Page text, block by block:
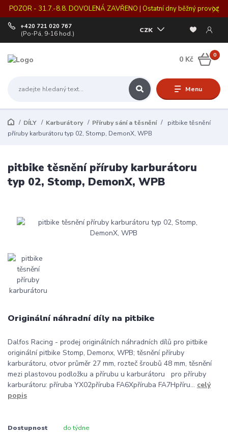
POZOR - 31.7.-8.8. DOVOLENÁ ZAVŘENO | Ostatní dny běžný provoz
Menu
CZK
+420 721 020 767
(Po-Pá, 9-16 hod.)
0
0 Kč
DÍLY Karburátory Příruby sání a těsnění
pitbike těsnění
příruby karburátoru typ 02, Stomp, DemonX, WPB
pitbike těsnění příruby karburátoru
typ 02, Stomp, DemonX, WPB
Originální náhradní díly na pitbike
Dalfos Racing - prodej originálních náhradních dílů pro pitbike
originální pitbike Stomp, Demonx, WPB; těsnění příruby
karburátoru, otvor průměr 27 mm, rozteč šroubů 48 mm, těsnění
mezi plastovou podložku a přírubu u karburátoru pro příruby
karburátoru: příruba YX02příruba FA6Xpříruba FA7Hpříru... celý
popis
Dostupnost do týdne